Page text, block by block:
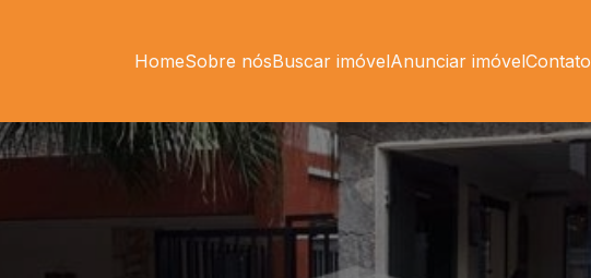
HomeSobre nósBuscar imóvelAnunciar imóvelContato